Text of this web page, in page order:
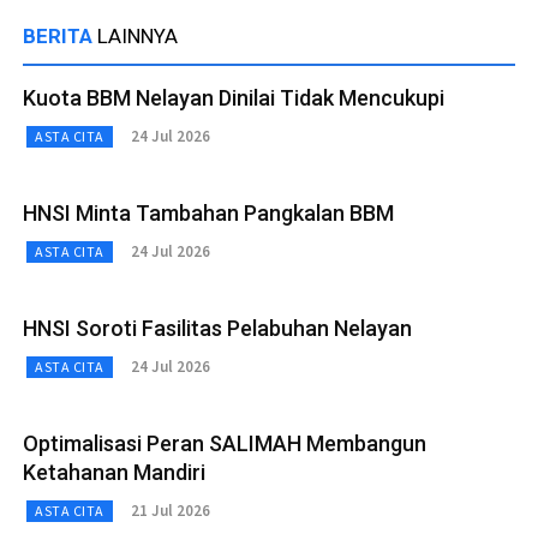
BERITA LAINNYA
Kuota BBM Nelayan Dinilai Tidak Mencukupi
ASTA CITA 24 Jul 2026
HNSI Minta Tambahan Pangkalan BBM
ASTA CITA 24 Jul 2026
HNSI Soroti Fasilitas Pelabuhan Nelayan
ASTA CITA 24 Jul 2026
Optimalisasi Peran SALIMAH Membangun
Ketahanan Mandiri
ASTA CITA 21 Jul 2026